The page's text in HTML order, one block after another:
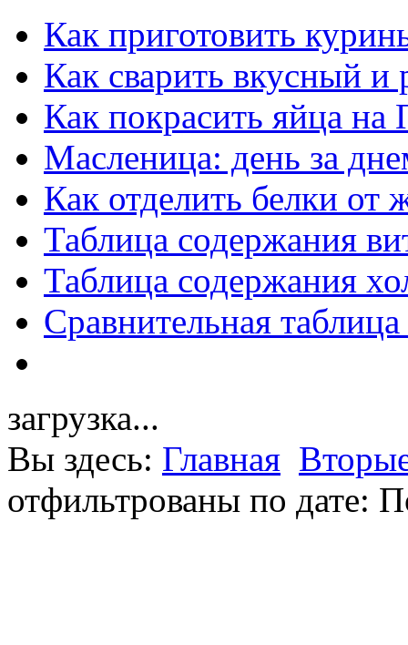
Как приготовить
Как сварить вкусный и
Как покрасить яйца на
Масленица: день за
Как отделить белки от
Таблица содержания
Таблица содержания
Сравнительная
загрузка...
Вы здесь: Главная
отфильтрованы по дате: